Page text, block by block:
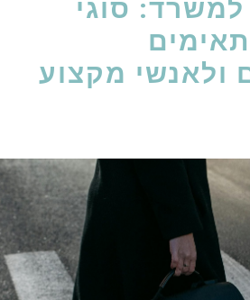
ולאנשי מקצוע